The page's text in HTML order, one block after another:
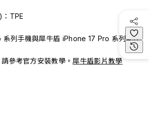
TPE
列手機與犀牛盾 iPhone 17 Pro 系列配件
參考官方安裝教學。 犀牛盾影片教學